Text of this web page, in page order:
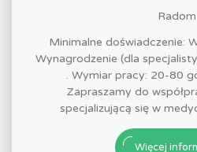
Radom
Minimalne doświadczenie:
Wynagrodzenie (dla
. Wymiar pracy: 20-80
Zapraszamy do
specjalizującą się w
Więcej